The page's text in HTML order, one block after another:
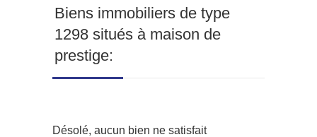
Biens immobiliers de type
1298 situés à maison de
prestige:
Désolé, aucun bien ne satisfait